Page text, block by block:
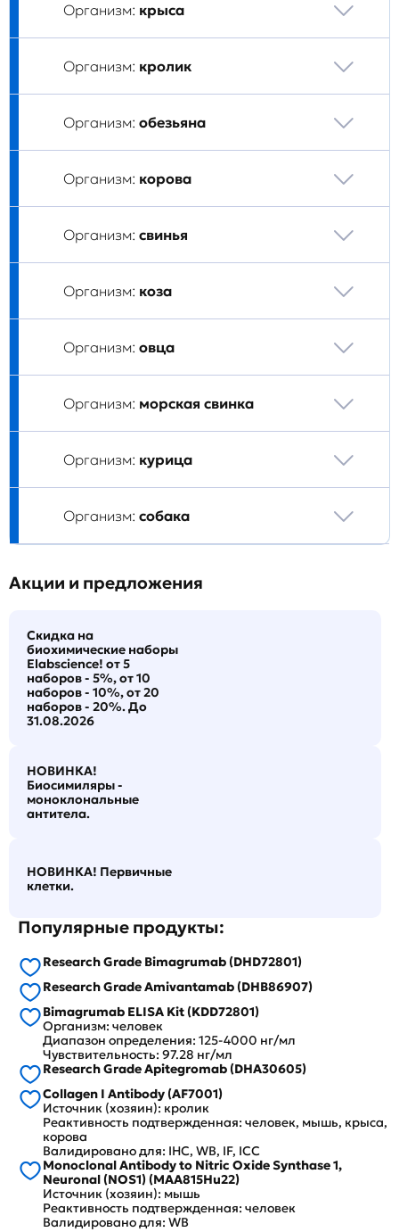
Организм: крыса
Организм: кролик
Организм: обезьяна
Организм: корова
Организм: свинья
Организм: коза
Организм: овца
Организм: морская свинка
Организм: курица
Организм: собака
Акции и предложения
Скидка на
биохимические наборы
Elabscience! от 5
наборов - 5%, от 10
наборов - 10%, от 20
наборов - 20%. До
31.08.2026
НОВИНКА!
Биосимиляры -
моноклональные
антитела.
НОВИНКА! Первичные
клетки.
Популярные продукты:
Research Grade Bimagrumab (DHD72801)
Research Grade Amivantamab (DHB86907)
Bimagrumab ELISA Kit (KDD72801)
Организм: человек
Диапазон определения: 125-4000 нг/мл
Чувствительность: 97.28 нг/мл
Research Grade Apitegromab (DHA30605)
Collagen I Antibody (AF7001)
Источник (хозяин): кролик
Реактивность подтвержденная: человек, мышь, крыса,
корова
Валидировано для: IHC, WB, IF, ICC
Monoclonal Antibody to Nitric Oxide Synthase 1,
Neuronal (NOS1) (MAA815Hu22)
Источник (хозяин): мышь
Реактивность подтвержденная: человек
Валидировано для: WB